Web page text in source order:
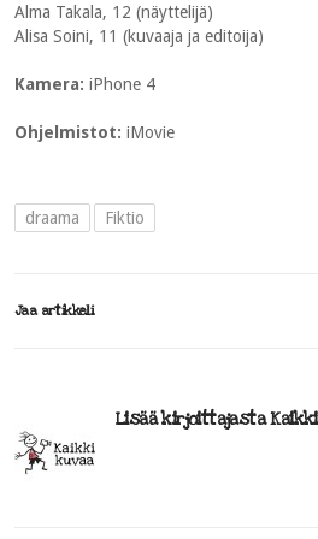
Alma Takala, 12 (näyttelijä)
Alisa Soini, 11 (kuvaaja ja editoija)
Kamera: iPhone 4
Ohjelmistot: iMovie
draama Fiktio
Jaa artikkeli
Lisää kirjoittajasta